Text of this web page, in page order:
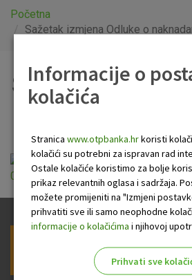
Mala poduzeća i obrtnici
Globalna tržišta
O nama
Početna
Sažetak izmjena Odluke o
Sažetak
Obavijest o izmjenama
01042025.pdf
Prijava na newsletter OTP banke
Informacije o
kolačića
Stranica www.otpbanka.hrkoristi
kolačići su potrebni za ispravan rad
Ostale kolačiće koristimo za bolje
prikaz relevantnih oglasa i sadržaja.
možete promijeniti na "Izmjeni
prihvatiti sve ili samo neophodne
informacije o kolačićima i njihovoj
Prihvati sve